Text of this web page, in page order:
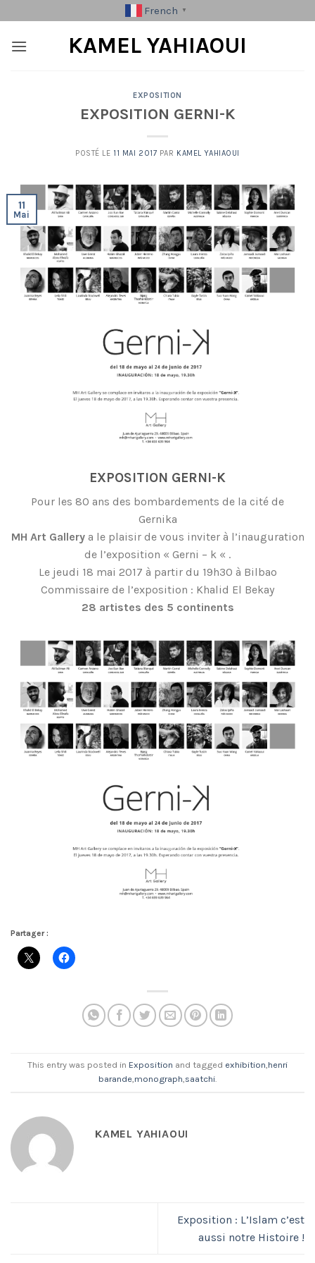
to
content
French ▼
KAMEL YAHIAOUI
EXPOSITION
EXPOSITION GERNI-K
POSTÉ LE 11 MAI 2017 PAR KAMEL YAHIAOUI
11
Mai
EXPOSITION GERNI-K
Pour les 80 ans des bombardements de la cité de
Gernika
MH Art Gallerya le plaisir de vous inviter à l’inauguration
de l’exposition « Gerni – k « .
Le jeudi 18 mai 2017 à partir du 19h30 à Bilbao
Commissaire de l’exposition : Khalid El Bekay
28 artistes des 5 continents
Partager :
This entry was posted in Exposition and tagged exhibition,henri
barande,monograph,saatchi.
KAMEL YAHIAOUI
Exposition : L’Islam c’est
aussi notre Histoire !